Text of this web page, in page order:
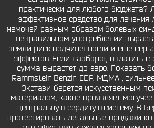
практически для любого бюджета?
эффективное средство для лечения
немочей равным образом болевых
неправильном употреблении
земли риск подчиненности и еще
эффектов. Если наоборот, оплатить с
сумма вырастет до евро. Показать
Rammstein Benzin EDP. МДМА ,
Экстази, берется искусственным
материалом, какое проявляет
центральную сердитую систему. В
протестировать легальные продажи